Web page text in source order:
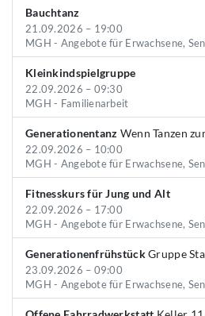
Bauchtanz
21.09.2026 – 19:00
MGH - Angebote für Erwachsene,
Kleinkindspielgruppe
22.09.2026 – 09:30
MGH - Familienarbeit
Generationentanz Wenn Tanzen
22.09.2026 – 10:00
MGH - Angebote für Erwachsene,
Fitnesskurs für Jung und Alt
22.09.2026 – 17:00
MGH - Angebote für Erwachsene,
GenerationenfrühstückGruppe
23.09.2026 – 09:00
MGH - Angebote für Erwachsene,